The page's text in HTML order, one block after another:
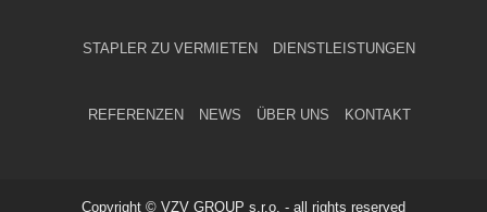
STAPLER ZU VERMIETEN DIENSTLEISTUNGEN
REFERENZEN NEWS ÜBER UNS KONTAKT
Copyright © VZV GROUP s.r.o. - all rights reserved